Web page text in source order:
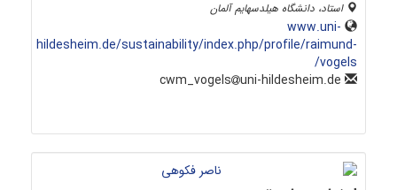
استاد، دانشگاه هیلدسهایم آلمان
www.uni-
hildesheim.de/sustainability/index.php/profile/raimund-
vogels/
uni-hildesheim.de